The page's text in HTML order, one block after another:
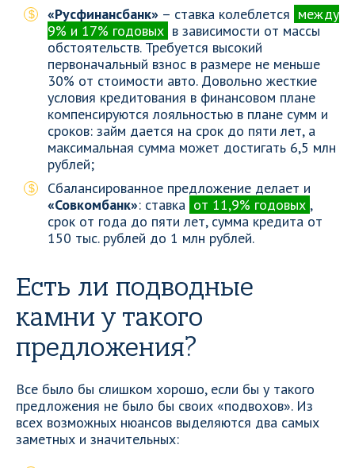
«Русфинансбанк» – ставка колеблется между
9% и 17% годовых в зависимости от массы
обстоятельств. Требуется высокий
первоначальный взнос в размере не меньше
30% от стоимости авто. Довольно жесткие
условия кредитования в финансовом плане
компенсируются лояльностью в плане сумм и
сроков: займ дается на срок до пяти лет, а
максимальная сумма может достигать 6,5 млн
рублей;
Сбалансированное предложение делает и
«Совкомбанк»: ставка от 11,9% годовых ,
срок от года до пяти лет, сумма кредита от
150 тыс. рублей до 1 млн рублей.
Есть ли подводные
камни у такого
предложения?
Все было бы слишком хорошо, если бы у такого
предложения не было бы своих «подвохов». Из
всех возможных нюансов выделяются два самых
заметных и значительных: